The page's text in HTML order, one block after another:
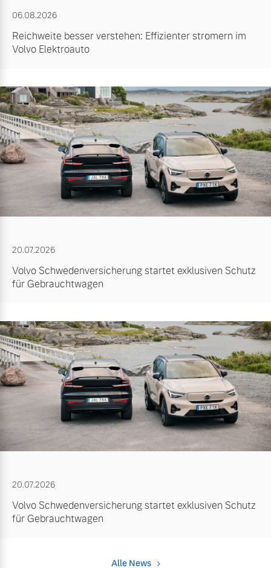
06.08.2026
Reichweite besser verstehen: Effizienter stromern im
Volvo Elektroauto
20.07.2026
Volvo Schwedenversicherung startet exklusiven Schutz
für Gebrauchtwagen
20.07.2026
Volvo Schwedenversicherung startet exklusiven Schutz
für Gebrauchtwagen
Alle News